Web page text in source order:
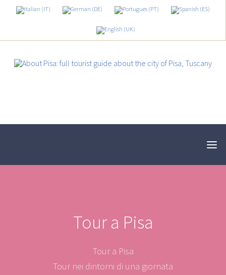
Tour a Pisa
Tour a Pisa
Tour nei dintorni di una giornata